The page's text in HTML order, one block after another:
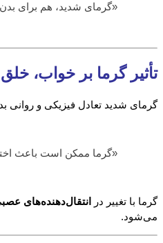
«گرمای شدید، هم برای
تأثیر گرما بر خواب، خلق
گرمای شدید تعادل فیزیکی و روانی
«گرما ممکن است باعث
گرما با تغییر در انتقال‌دهنده‌های
می‌شود.